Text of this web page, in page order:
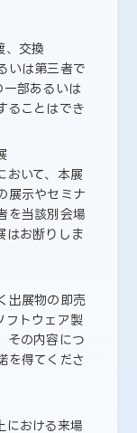
、交換
いは第三者で
一部あるいは
ることはでき
おいて、本展
展示やセミナ
を当該別会場
はお断りしま
出展物の即売
フトウェア製
その内容につ
を得てくださ
における来場